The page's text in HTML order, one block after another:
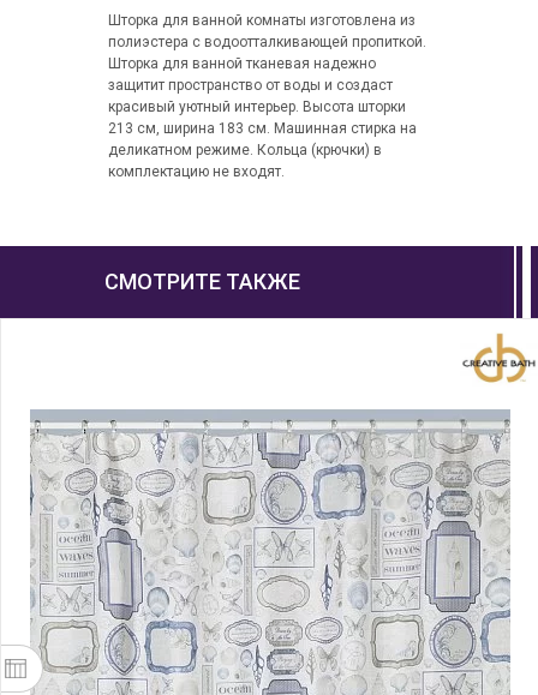
Шторка для ванной комнаты изготовлена из
полиэстера с водоотталкивающей пропиткой.
Шторка для ванной тканевая надежно
защитит пространство от воды и создаст
красивый уютный интерьер. Высота шторки
213 см, ширина 183 см. Машинная стирка на
деликатном режиме. Кольца (крючки) в
комплектацию не входят.
СМОТРИТЕ ТАКЖЕ